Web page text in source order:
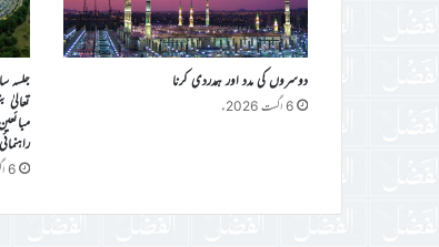
دوسروں کی مدد اور ہمدردی کرنا
6 اگست 2026ء
تعالیٰ
6 اگست 2026ء